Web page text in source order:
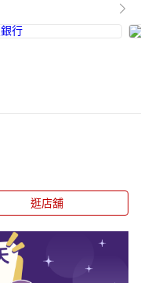
逛店舖